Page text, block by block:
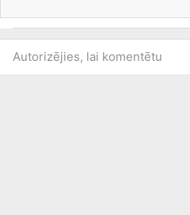
Autorizējies, lai komentētu